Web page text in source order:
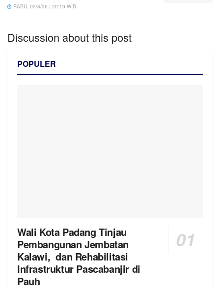
RABU, 05/8/26 | 20:19 WIB
Discussion about this post
POPULER
Wali Kota Padang Tinjau
Pembangunan Jembatan
Kalawi, dan Rehabilitasi
Infrastruktur Pascabanjir di
Pauh